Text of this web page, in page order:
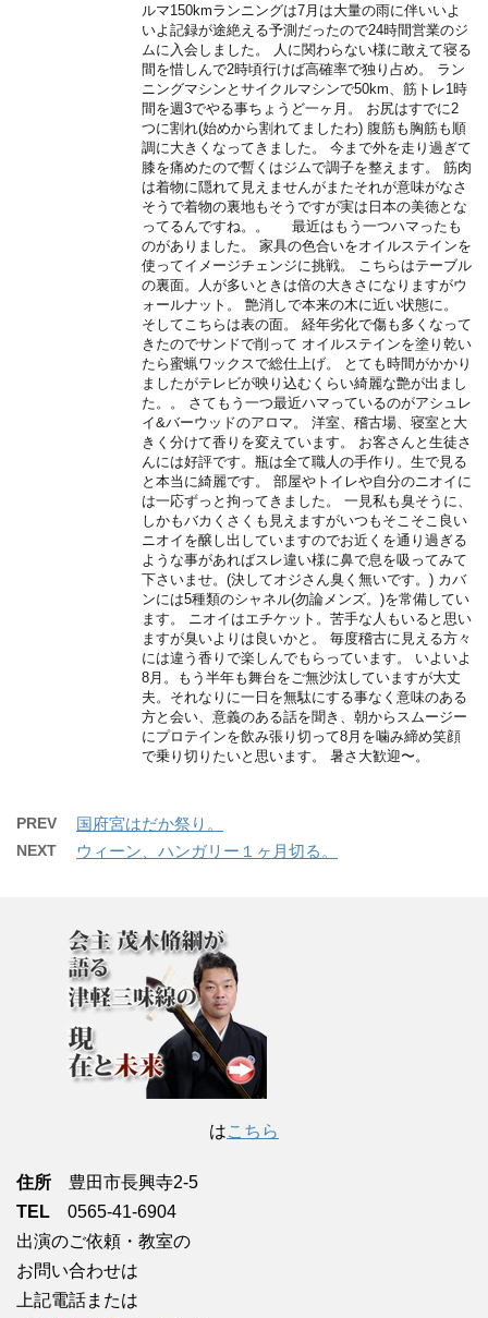
ルマ150kmランニングは7月は大量の雨に伴いいよ
いよ記録が途絶える予測だったので24時間営業のジ
ムに入会しました。 人に関わらない様に敢えて寝る
間を惜しんで2時頃行けば高確率で独り占め。 ラン
ニングマシンとサイクルマシンで50km、筋トレ1時
間を週3でやる事ちょうど一ヶ月。 お尻はすでに2
つに割れ(始めから割れてましたわ) 腹筋も胸筋も順
調に大きくなってきました。 今まで外を走り過ぎて
膝を痛めたので暫くはジムで調子を整えます。 筋肉
は着物に隠れて見えませんがまたそれが意味がなさ
そうで着物の裏地もそうですが実は日本の美徳とな
ってるんですね。。 最近はもう一つハマったも
のがありました。 家具の色合いをオイルステインを
使ってイメージチェンジに挑戦。 こちらはテーブル
の裏面。人が多いときは倍の大きさになりますがウ
ォールナット。 艶消しで本来の木に近い状態に。
そしてこちらは表の面。 経年劣化で傷も多くなって
きたのでサンドで削って オイルステインを塗り乾い
たら蜜蝋ワックスで総仕上げ。 とても時間がかかり
ましたがテレビが映り込むくらい綺麗な艶が出まし
た。。 さてもう一つ最近ハマっているのがアシュレ
イ&バーウッドのアロマ。 洋室、稽古場、寝室と大
きく分けて香りを変えています。 お客さんと生徒さ
んには好評です。瓶は全て職人の手作り。生で見る
と本当に綺麗です。 部屋やトイレや自分のニオイに
は一応ずっと拘ってきました。 一見私も臭そうに、
しかもバカくさくも見えますがいつもそこそこ良い
ニオイを醸し出していますのでお近くを通り過ぎる
ような事があればスレ違い様に鼻で息を吸ってみて
下さいませ。(決してオジさん臭く無いです。) カバ
ンには5種類のシャネル(勿論メンズ。)を常備してい
ます。 ニオイはエチケット。苦手な人もいると思い
ますが臭いよりは良いかと。 毎度稽古に見える方々
には違う香りで楽しんでもらっています。 いよいよ
8月。もう半年も舞台をご無沙汰していますが大丈
夫。それなりに一日を無駄にする事なく意味のある
方と会い、意義のある話を聞き、朝からスムージー
にプロテインを飲み張り切って8月を噛み締め笑顔
で乗り切りたいと思います。 暑さ大歓迎〜。
PREV 国府宮はだか祭り。
NEXT ウィーン、ハンガリー１ヶ月切る。
はこちら
住所 豊田市長興寺2-5
TEL 0565-41-6904
出演のご依頼・教室の
お問い合わせは
上記電話または